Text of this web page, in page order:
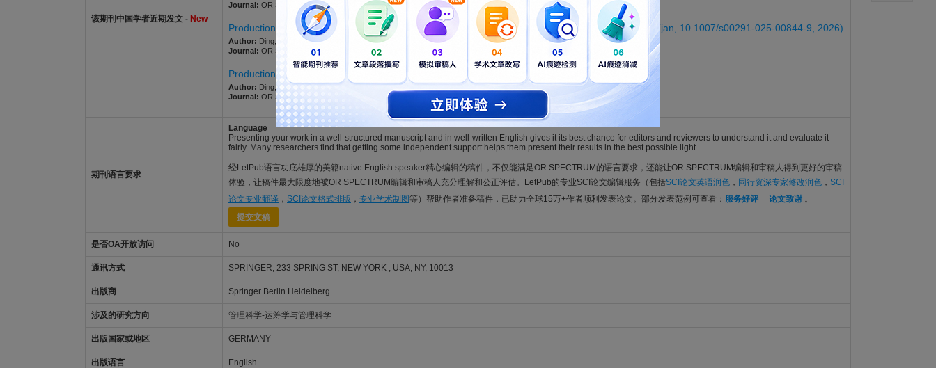
该期刊中国学者近期发文 - New
Journal: OR SPECTRUM. 2026; Vol. , Issue , pp. -. DOI: 10.1007/s00291-026-00859-w
Production-while-transformation optimization for container yard operations in traditional terminals (jan, 10.1007/s00291-025-00844-9, 2026)
Author: Ding, Yi; Pan, Youxuan; Chen, Kaimin; Chen, Xiazhong; Liu, Jia
Journal: OR SPECTRUM. 2026; Vol. , Issue , pp. -. DOI: 10.1007/s00291-026-00852-3
Production-while-transformation optimization for container yard operations in traditional terminals
Author: Ding, Yi; Pan, Youxuan; Chen, Kaimin; Chen, Xiazhong; Liu, Jia
Journal: OR SPECTRUM. 2026; Vol. , Issue , pp. -. DOI: 10.1007/s00291-025-00844-9
期刊语言要求
Language
Presenting your work in a well-structured manuscript and in well-written English gives it its best chance for editors and reviewers to understand it and evaluate it
fairly. Many researchers find that getting some independent support helps them present their results in the best possible light.
经LetPub语言功底雄厚的美籍native English speaker精心编辑的稿件，不仅能满足OR SPECTRUM的语言要求，还能让OR SPECTRUM编辑和审稿人得到更好的审稿
体验，让稿件最大限度地被OR SPECTRUM编辑和审稿人充分理解和公正评估。LetPub的专业SCI论文编辑服务（包括SCI论文英语润色 ， 同行资深专家修改润色 ， SCI
论文专业翻译 ， SCI论文格式排版 ， 专业学术制图等）帮助作者准备稿件，已助力全球15万+作者顺利发表论文。部分发表范例可查看： 服务好评 论文致谢 。
提交文稿
是否OA开放访问 No
通讯方式 SPRINGER, 233 SPRING ST, NEW YORK , USA, NY, 10013
出版商 Springer Berlin Heidelberg
涉及的研究方向 管理科学-运筹学与管理科学
出版国家或地区 GERMANY
出版语言 English